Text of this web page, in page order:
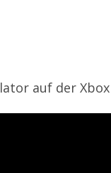
auf der Xbox